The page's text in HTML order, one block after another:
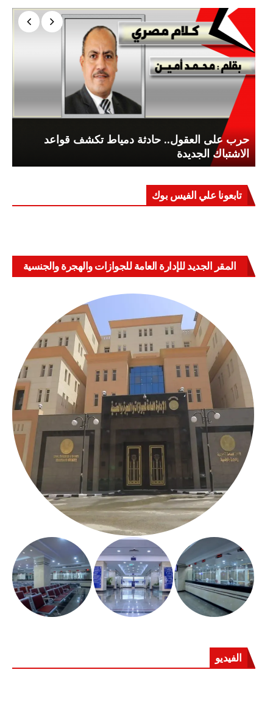
حرب على العقول.. حادثة دمياط تكشف قواعد
الاشتباك الجديدة
تابعونا علي الفيس بوك
المقر الجديد للإدارة العامة للجوازات والهجرة والجنسية
الفيديو